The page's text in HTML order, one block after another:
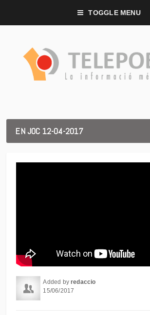
TOGGLE MENU
EN JOC 12-04-2017
Added byredaccio
15/06/2017